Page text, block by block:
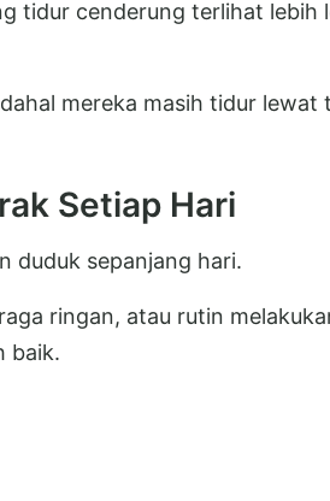
tidur cenderung terlihat lebih
mereka masih tidur lewat
Setiap Hari
duduk sepanjang hari.
ringan, atau rutin
baik.